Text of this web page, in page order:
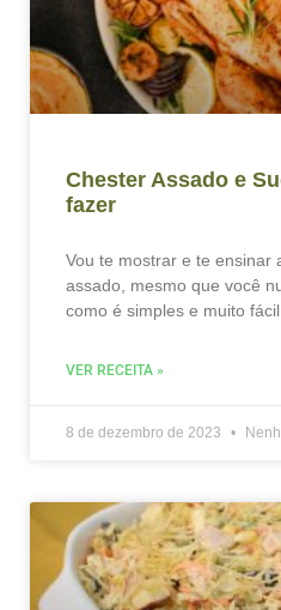
Chester Assado e
fazer
Vou te mostrar e te ensinar
assado, mesmo que você
como é simples e muito fácil.
VER RECEITA »
8 de dezembro de 2023